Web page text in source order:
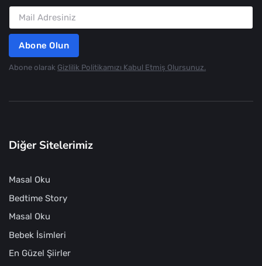
Abone Olun
Abone olarak Gizlilik Politikamızı Kabul Etmiş Olursunuz.
Diğer Sitelerimiz
Masal Oku
Bedtime Story
Masal Oku
Bebek İsimleri
En Güzel Şiirler